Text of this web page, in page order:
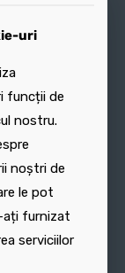
uri
funcții de
nostru.
noștri de
le pot
ați furnizat
serviciilor
uri
funcții de
nostru.
noștri de
le pot
ați furnizat
serviciilor